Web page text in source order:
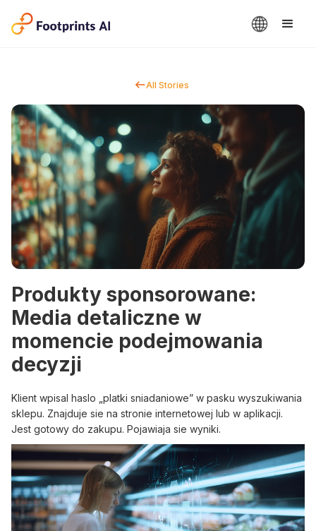
All Stories
Produkty sponsorowane:
Media detaliczne w
momencie podejmowania
decyzji
Klient wpisal haslo „platki sniadaniowe” w pasku wyszukiwania
sklepu. Znajduje sie na stronie internetowej lub w aplikacji.
Jest gotowy do zakupu. Pojawiaja sie wyniki.